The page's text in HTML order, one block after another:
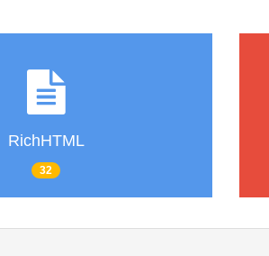
RichHTML
32